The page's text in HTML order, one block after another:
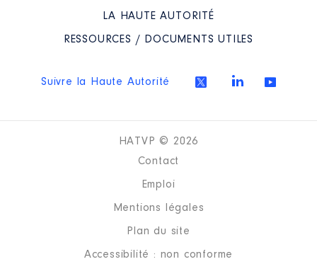
LA HAUTE AUTORITÉ
RESSOURCES / DOCUMENTS UTILES
Suivre la Haute Autorité
HATVP © 2026
Contact
Emploi
Mentions légales
Plan du site
Accessibilité : non conforme